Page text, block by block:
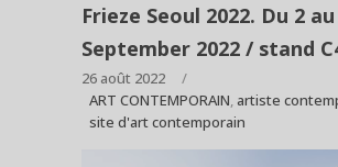
Frieze Seoul 2022. Du 2
September 2022 / stand
26 août 2022
ART CONTEMPORAIN, artiste
site d'art contemporain